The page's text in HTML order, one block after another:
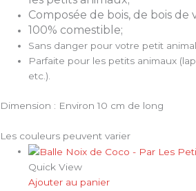
Composée de bois, de bois de
100% comestible;
Sans danger pour votre petit
Parfaite pour les petits animaux
etc.).
Dimension : Environ 10 cm de long
Les couleurs peuvent varier
Quick View
Ajouter au panier